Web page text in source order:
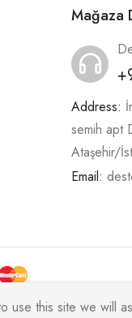
Mağaza
Address:
semih apt
Ataşehir/
Email:
Reserved.
this site we will